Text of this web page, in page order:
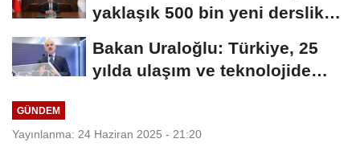
yaklaşık 500 bin yeni derslik
Bakan Uraloğlu: Türkiye, 25
yılda ulaşım ve teknolojide
GÜNDEM
Yayınlanma: 24 Haziran 2025 - 21:20